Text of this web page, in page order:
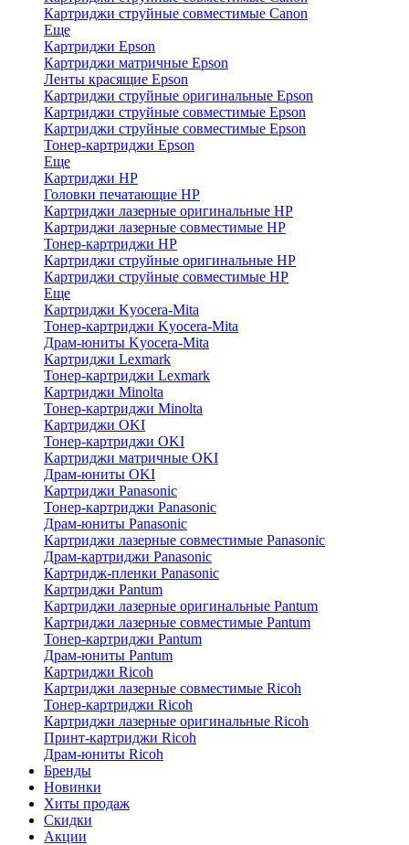
Картриджи струйные совместимые Canon
Еще
Картриджи Epson
Картриджи матричные Epson
Ленты красящие Epson
Картриджи струйные оригинальные Epson
Картриджи струйные совместимые Epson
Картриджи струйные совместимые Epson
Тонер-картриджи Epson
Еще
Картриджи HP
Головки печатающие HP
Картриджи лазерные оригинальные HP
Картриджи лазерные совместимые HP
Тонер-картриджи HP
Картриджи струйные оригинальные HP
Картриджи струйные совместимые HP
Еще
Картриджи Kyocera-Mita
Тонер-картриджи Kyocera-Mita
Драм-юниты Kyocera-Mita
Картриджи Lexmark
Тонер-картриджи Lexmark
Картриджи Minolta
Тонер-картриджи Minolta
Картриджи OKI
Тонер-картриджи OKI
Картриджи матричные OKI
Драм-юниты OKI
Картриджи Panasonic
Тонер-картриджи Panasonic
Драм-юниты Panasonic
Картриджи лазерные совместимые Panasonic
Драм-картриджи Panasonic
Картридж-пленки Panasonic
Картриджи Pantum
Картриджи лазерные оригинальные Pantum
Картриджи лазерные совместимые Pantum
Тонер-картриджи Pantum
Драм-юниты Pantum
Картриджи Ricoh
Картриджи лазерные совместимые Ricoh
Тонер-картриджи Ricoh
Картриджи лазерные оригинальные Ricoh
Принт-картриджи Ricoh
Драм-юниты Ricoh
Бренды
Новинки
Хиты продаж
Скидки
Акции